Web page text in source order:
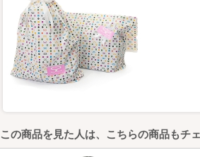
この商品を見た人は、こちらの商品もチ